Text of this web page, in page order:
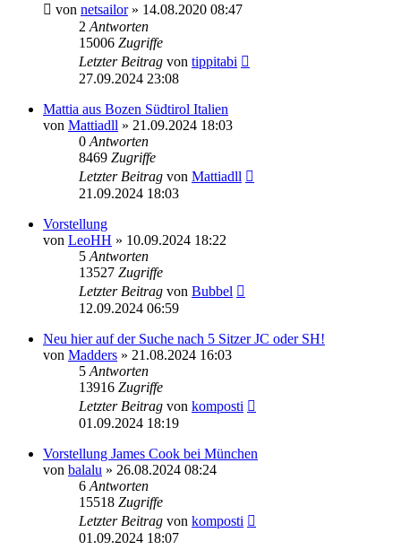
von netsailor» 14.08.2020 08:47
2 Antworten
15006 Zugriffe
Letzter Beitrag von tippitabi
27.09.2024 23:08
Mattia aus Bozen Südtirol Italien
von Mattiadll » 21.09.2024 18:03
0 Antworten
8469 Zugriffe
Letzter Beitrag von Mattiadll
21.09.2024 18:03
Vorstellung
von LeoHH » 10.09.2024 18:22
5 Antworten
13527 Zugriffe
Letzter Beitrag von Bubbel
12.09.2024 06:59
Neu hier auf der Suche nach 5 Sitzer JC oder SH!
von Madders » 21.08.2024 16:03
5 Antworten
13916 Zugriffe
Letzter Beitrag von komposti
01.09.2024 18:19
Vorstellung James Cook bei München
von balalu » 26.08.2024 08:24
6 Antworten
15518 Zugriffe
Letzter Beitrag von komposti
01.09.2024 18:07